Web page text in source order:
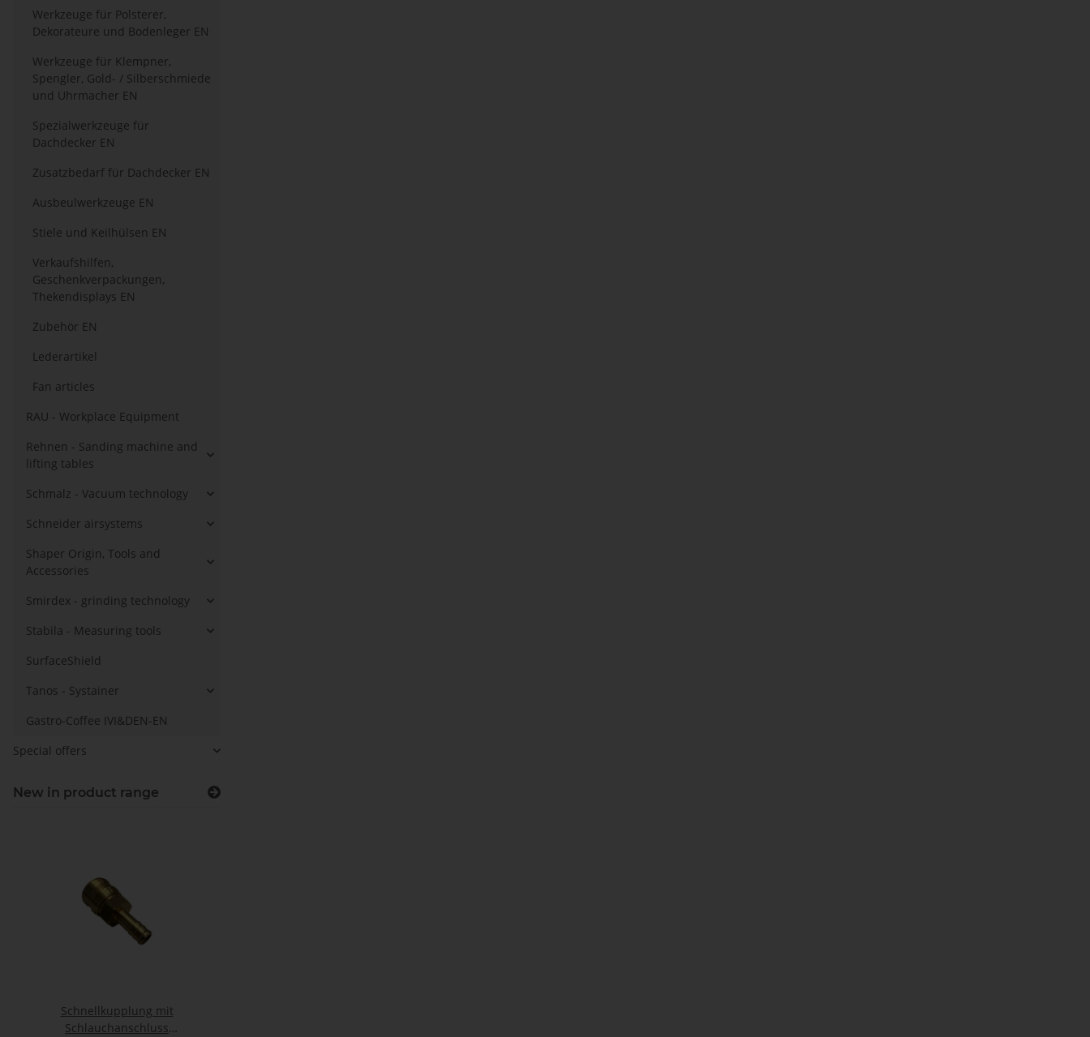
Werkzeuge für Polsterer,
Dekorateure und Bodenleger EN
Werkzeuge für Klempner,
Spengler, Gold- / Silberschmiede
und Uhrmacher EN
Spezialwerkzeuge für
Dachdecker EN
Zusatzbedarf für Dachdecker EN
Ausbeulwerkzeuge EN
Stiele und Keilhülsen EN
Verkaufshilfen,
Geschenkverpackungen,
Thekendisplays EN
Zubehör EN
Lederartikel
Fan articles
RAU - Workplace Equipment
Rehnen - Sanding machine and
lifting tables
Schmalz - Vacuum technology
Schneider airsystems
Shaper Origin, Tools and
Accessories
Smirdex - grinding technology
Stabila - Measuring tools
SurfaceShield
Tanos - Systainer
Gastro-Coffee IVI&DEN-EN
Special offers
New in product range
Schnellkupplung mit
Schlauchanschluss